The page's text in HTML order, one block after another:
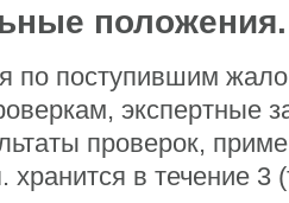
положения.
по поступившим
экспертные
проверок,
хранится в течение 3